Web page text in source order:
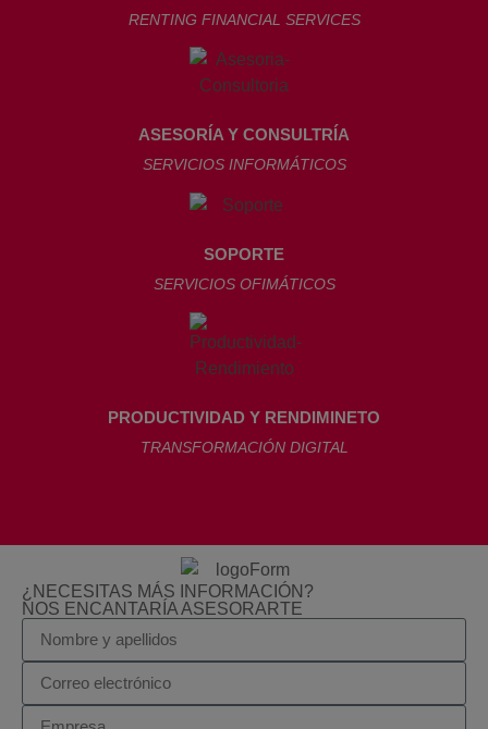
RENTING FINANCIAL SERVICES
ASESORÍA Y CONSULTRÍA
SERVICIOS INFORMÁTICOS
SOPORTE
SERVICIOS OFIMÁTICOS
PRODUCTIVIDAD Y RENDIMINETO
TRANSFORMACIÓN DIGITAL
¿NECESITAS MÁS INFORMACIÓN?
NOS ENCANTARÍA ASESORARTE